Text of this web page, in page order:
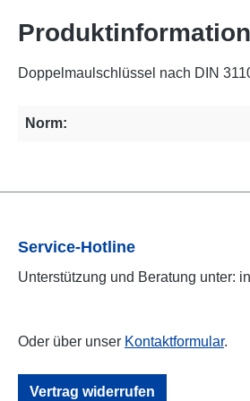
Doppelmaulschlüssel nach DIN
Norm:
Service-Hotline
Unterstützung und Beratung unter:
Oder über unser Kontaktformular.
Vertrag widerrufen